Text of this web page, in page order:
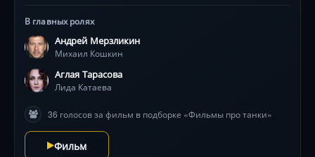
гонку, где бездорожье лишь меньшее из зол… Пройдя
череду опасных приключений и благодаря
безупречным техническим и боевым качествам
новых танков, героям удается одержать верх
над преследователями и доказать превосходство
В главных ролях
Андрей Мерзликин
Михаил Кошкин
Аглая Тарасова
Лида Катаева
36 голосов за фильм в подборке «Фильмы про танки»
Фильм